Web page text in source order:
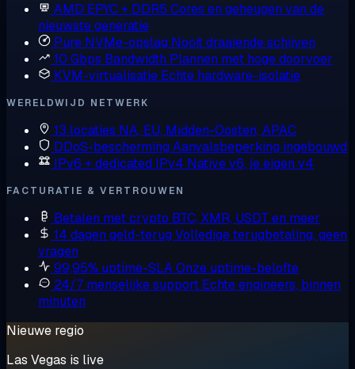
AMD EPYC + DDR5 Cores en geheugen van de
nieuwste generatie
Pure NVMe-opslag Nooit draaiende schijven
10 Gbps Bandwidth Plannen met hoge doorvoer
KVM-virtualisatie Echte hardware-isolatie
WERELDWIJD NETWERK
13 locaties NA, EU, Midden-Oosten, APAC
DDoS-bescherming Aanvalsbeperking ingebouwd
IPv6 + dedicated IPv4 Native v6, je eigen v4
FACTURATIE & VERTROUWEN
Betalen met crypto BTC, XMR, USDT en meer
14 dagen geld-terug Volledige terugbetaling, geen
vragen
99,95% uptime-SLAOnze uptime-belofte
24/7 menselijke support Echte engineers, binnen
minuten
Nieuwe regio
Las Vegas is live